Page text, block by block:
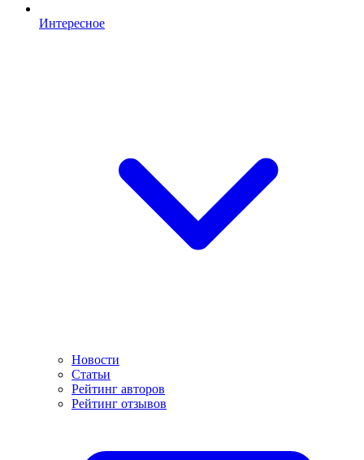
Интересное
Новости
Статьи
Рейтинг авторов
Рейтинг отзывов